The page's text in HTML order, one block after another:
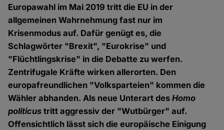
Europawahl im Mai 2019 tritt die EU in der
allgemeinen Wahrnehmung fast nur im
Krisenmodus auf. Dafür genügt es, die
Schlagwörter "Brexit", "Eurokrise" und
"Flüchtlingskrise" in die Debatte zu werfen.
Zentrifugale Kräfte wirken allerorten. Den
europafreundlichen "Volksparteien" kommen die
Wähler abhanden. Als neue Unterart desHomo
politicus tritt aggressiv der "Wutbürger" auf.
Offensichtlich lässt sich die europäische Einigung